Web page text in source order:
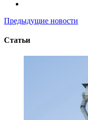
Предыдущие новости
Статьи